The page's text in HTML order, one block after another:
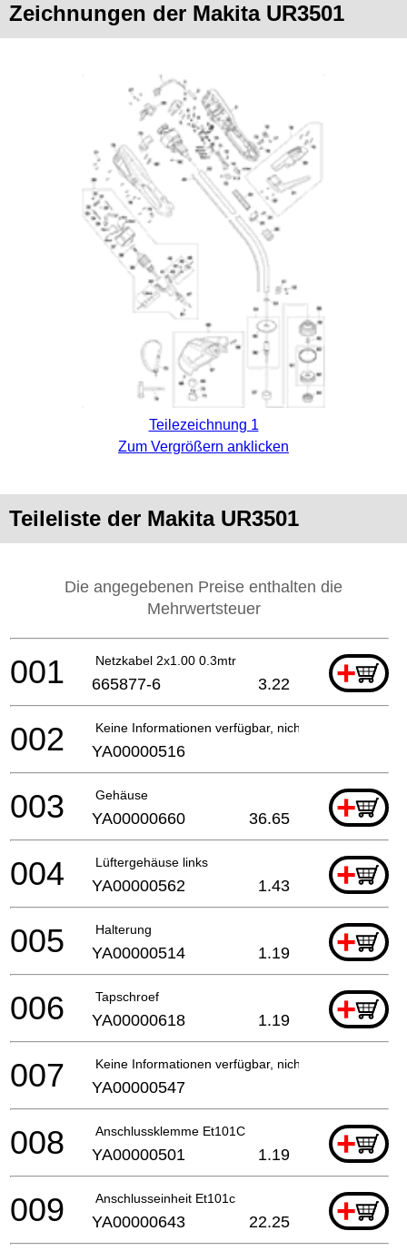
Zeichnungen der Makita UR3501
Teilezeichnung 1
Zum Vergrößern anklicken
Teileliste der Makita UR3501
Die angegebenen Preise enthalten die
Mehrwertsteuer
Netzkabel 2x1.00 0.3mtr +
001 665877-6 3.22
Keine Informationen verfügbar, nicht bestellbar
002 YA00000516
Gehäuse +
003 YA00000660 36.65
Lüftergehäuse links +
004 YA00000562 1.43
Halterung +
005 YA00000514 1.19
Tapschroef +
006 YA00000618 1.19
Keine Informationen verfügbar, nicht bestellbar
007 YA00000547
Anschlussklemme Et101C +
008 YA00000501 1.19
Anschlusseinheit Et101c +
009 YA00000643 22.25